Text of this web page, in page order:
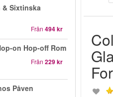
& Sixtinska
Från 494 kr
on Hop-off Rom
Från 229 kr
Påven